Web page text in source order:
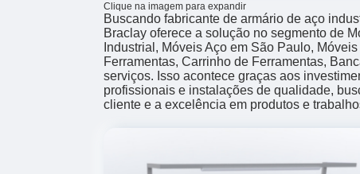
Clique na imagem para expandir
Buscando fabricante de armário de aço
Braclay oferece a solução no segmento de
Industrial, Móveis Aço em São Paulo,
Ferramentas, Carrinho de Ferramentas,
serviços. Isso acontece graças aos
profissionais e instalações de qualidade,
cliente e a excelência em produtos e